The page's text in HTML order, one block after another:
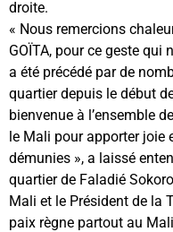
droite.
« Nous remercions
GOÏTA, pour ce geste
a été précédé par de
quartier depuis le début
bienvenue à l’ensemble
le Mali pour apporter joie
démunies », a laissé
quartier de Faladié
Mali et le Président de la
paix règne partout au